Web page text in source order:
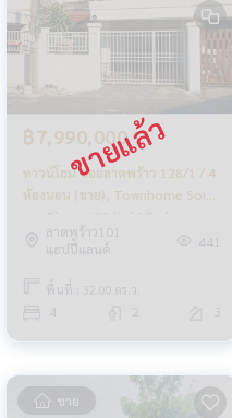
฿7,990,000
ทาวน์โฮม ซอยลาดพร้าว 128/1 / 4
ห้องนอน (ขาย), Townhome Soi
Lat Phrao 128/1 / 4 Bedrooms
(FOR SALE) JANG326
ลาดพร้าว101
แฮปปี้แลนด์
441
พื้นที่ : 32.00 ตร.ว.
4 2
ขาย